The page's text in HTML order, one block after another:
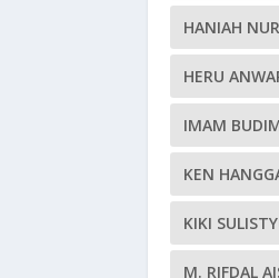
HANIAH
HERU
IMAM
KEN
KIKI
M. RIFDAL